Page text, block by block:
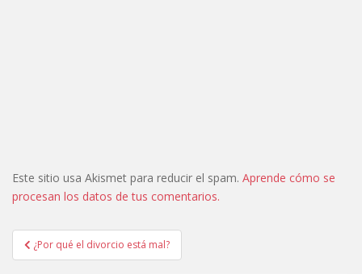
Este sitio usa Akismet para reducir el spam. Aprende cómo se
procesan los datos de tus comentarios.
Navegación
de
¿Por qué el divorcio está mal?